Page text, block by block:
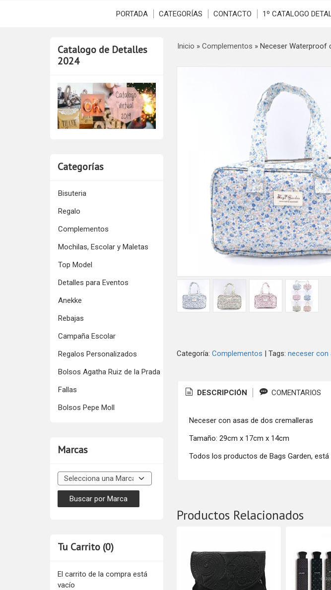
PORTADA CATEGORÍAS CONTACTO 1º CATALOGO
Catalogo de Detalles
2024
Categorías
Bisuteria
Regalo
Complementos
Mochilas, Escolar y Maletas
Top Model
Detalles para Eventos
Anekke
Rebajas
Campaña Escolar
Regalos Personalizados
Bolsos Agatha Ruiz de la Prada
Fallas
Bolsos Pepe Moll
Marcas
Tu Carrito (0)
El carrito de la compra está
vacío
Inicio » Complementos » Neceser Waterproof
Categoría: Complementos | Tags: neceser con
DESCRIPCIÓN COMENTARIOS
Neceser con asas de dos cremalleras
Tamaño: 29cm x 17cm x 14cm
Todos los productos de Bags Garden,
Productos Relacionados